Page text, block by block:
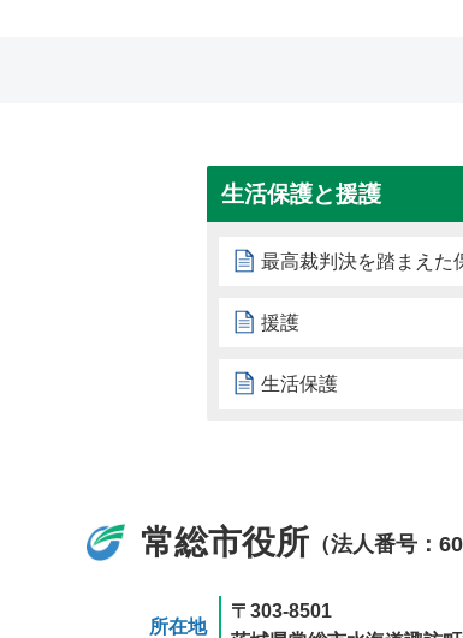
生活保護と援護
最高裁判決を踏まえた
援護
生活保護
常総市役所 （法人番号：
所在地
〒303-8501